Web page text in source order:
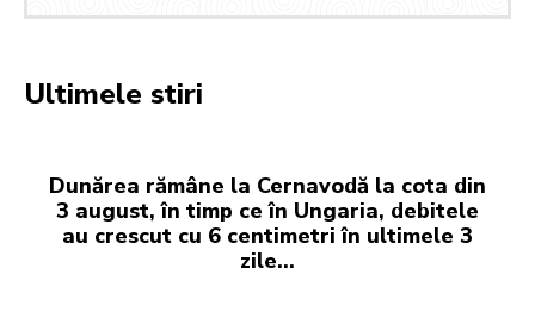
Ultimele stiri
Dunărea rămâne la Cernavodă la cota din
3 august, în timp ce în Ungaria, debitele
au crescut cu 6 centimetri în ultimele 3
zile...